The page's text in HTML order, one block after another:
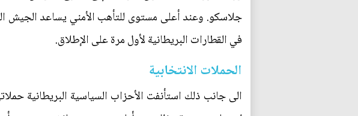
جلاسكو. وعند أعلى مستوى للتأهب الأمني يساعد الجيش
في القطارات البريطانية لأول مرة على الإطلاق.
الحملات الانتخابية
الى جانب ذلك استأنفت الأحزاب السياسية البريطانية